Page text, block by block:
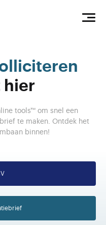
hier
tools™ om snel een
te maken. Ontdek het
binnen!